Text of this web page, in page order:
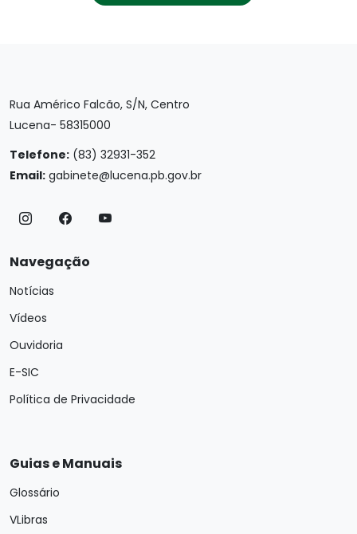
Rua Américo Falcão, S/N, Centro
Lucena- 58315000
Telefone: (83) 32931-352
Email: gabinete@lucena.pb.gov.br
Navegação
Notícias
Vídeos
Ouvidoria
E-SIC
Política de Privacidade
Guias e Manuais
Glossário
VLibras